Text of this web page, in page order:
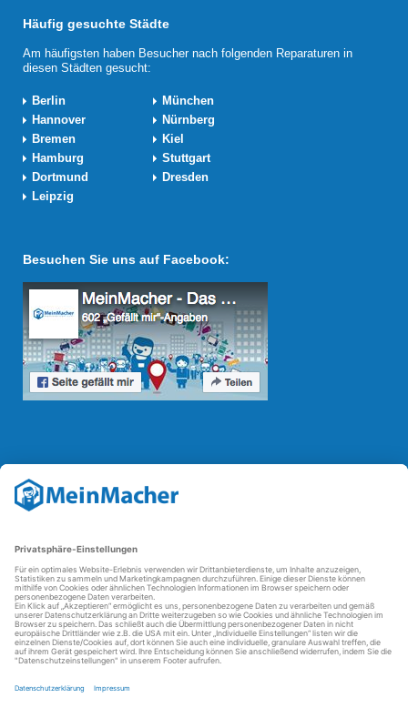
Häufig gesuchte Städte
Am häufigsten haben Besucher nach folgenden Reparaturen in
diesen Städten gesucht:
Berlin
München
Hannover
Nürnberg
Bremen
Kiel
Hamburg
Stuttgart
Dortmund
Dresden
Leipzig
Besuchen Sie uns auf Facebook:
Reparatur Revolution
Mit derReparatur-Revolution
Reparaturbedingungen in Deutschland: Für Produkte, die sich gut
reparierenden Betriebe und des Reparatur-Know-hows in
Deutschland.
Weitere Informationen
FAQ - häufig gestellte Fragen
Partner werden
Über uns